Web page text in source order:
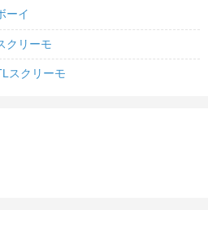
ーイ
クリーモ
スクリーモ